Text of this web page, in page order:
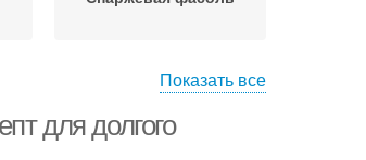
Показать все
для долгого